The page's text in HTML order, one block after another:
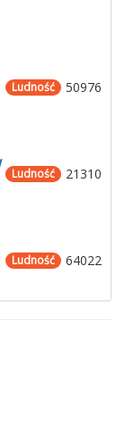
50976
Ludność
21310
Ludność
64022
Ludność